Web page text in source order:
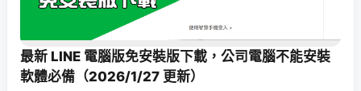
最新 LINE 電腦版免安裝版下載，公司電腦不能安裝
軟體必備（2026/1/27 更新）